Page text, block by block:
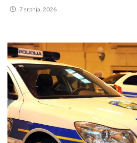
7 srpnja, 2026